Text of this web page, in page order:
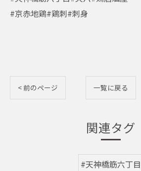
#京赤地鶏#鶏刺#刺身
< 前のページ 一覧に戻る
関連タグ
#天神橋筋六丁目